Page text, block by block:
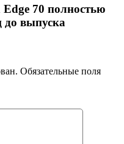
70 полностью
до выпуска
Обязательные поля